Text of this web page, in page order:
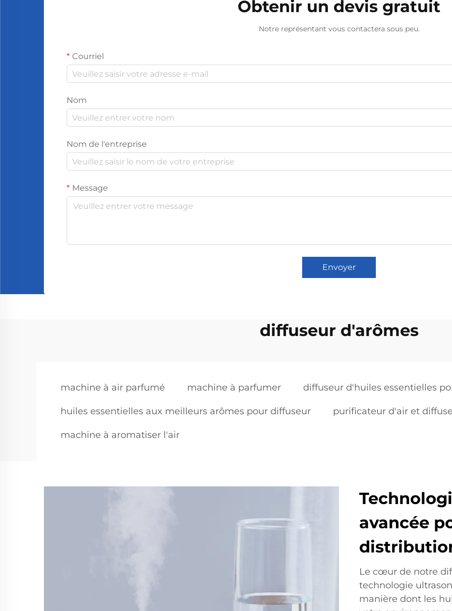
Obtenir un devis gratuit
Notre représentant vous contactera sous peu.
Courriel
Nom
Nom de l'entreprise
Message
Envoyer
diffuseur d'arômes
machine à air parfumé machine à parfumer diffuseur d'huiles essentielles
huiles essentielles aux meilleurs arômes pour diffuseur purificateur d'air et
machine à aromatiser l'air
avancée
Le cœur de notre
technologie
manière dont les